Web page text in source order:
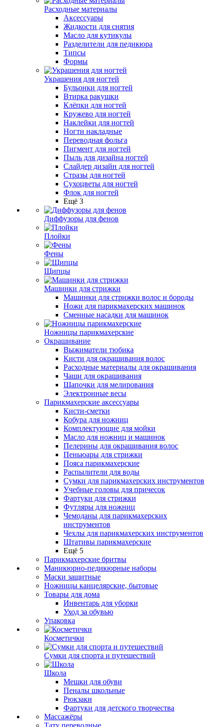
Расходные материалы
Аксессуары
Жидкости для снятия
Масло для кутикулы
Разделители для педикюра
Типсы
Формы
Украшения для ногтей
Бульонки для ногтей
Втирка ракушки
Клёпки для ногтей
Кружево для ногтей
Наклейки для ногтей
Ногти накладные
Переводная фольга
Пигмент для ногтей
Пыль для дизайна ногтей
Слайдер дизайн для ногтей
Стразы для ногтей
Сухоцветы для ногтей
Флок для ногтей
Ещё 3
Диффузоры для фенов
Плойки
Фены
Щипцы
Машинки для стрижки
Машинки для стрижки волос и бороды
Ножи для парикмахерских машинок
Сменные насадки для машинок
Ножницы парикмахерские
Окрашивание
Выжиматели тюбика
Кисти для окрашивания волос
Расходные материалы для окрашивания
Чаши для окрашивания
Шапочки для мелирования
Электронные весы
Парикмахерские аксессуары
Кисти-сметки
Кобура для ножниц
Комплектующие для мойки
Масло для ножниц и машинок
Пелерины для окрашивания волос
Пеньюары для стрижки
Пояса парикмахерские
Распылители для воды
Сумки для парикмахерских инструментов
Учебные головы для причесок
Фартуки для стрижки
Футляры для ножниц
Чемоданы для парикмахерских
инструментов
Чехлы для парикмахерских инструментов
Штативы парикмахерские
Ещё 5
Парикмахерские бритвы
Маникюрно-педикюрные наборы
Маски защитные
Ножницы канцелярские, бытовые
Товары для дома
Инвентарь для уборки
Уход за обувью
Упаковка
Косметички
Сумки для спорта и путешествий
Школа
Мешки для обуви
Пеналы школьные
Рюкзаки
Фартуки для детского творчества
Массажёры
Тату переводные